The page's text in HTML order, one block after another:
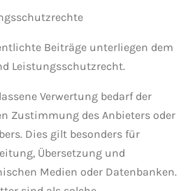
Beiträge unterliegen dem
Leistungsschutzrecht.
Verwertung bedarf der
Zustimmung des Anbieters oder
Dies gilt besonders für
Übersetzung und
Medien oder Datenbanken.